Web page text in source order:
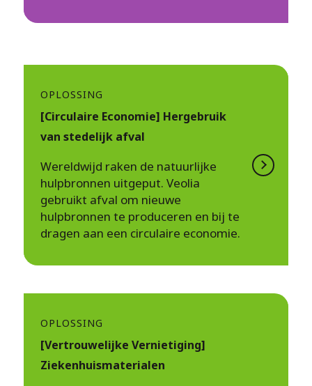
OPLOSSING
[Circulaire Economie] Hergebruik
van stedelijk afval
Wereldwijd raken de natuurlijke
hulpbronnen uitgeput. Veolia
gebruikt afval om nieuwe
hulpbronnen te produceren en bij te
dragen aan een circulaire economie.
OPLOSSING
[Vertrouwelijke Vernietiging]
Ziekenhuismaterialen